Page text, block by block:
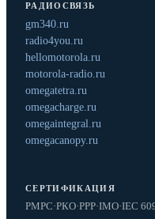
РАДИОСВЯЗЬ
gm340.ru
radio4you.ru
hellomotorola.ru
motorola-radio.ru
omegatetra.ru
omegacharge.ru
omegaintegral.ru
omegacanopy.ru
СЕРТИФИКАЦИЯ
РМРС·РКО·РРР·IMO·IEC